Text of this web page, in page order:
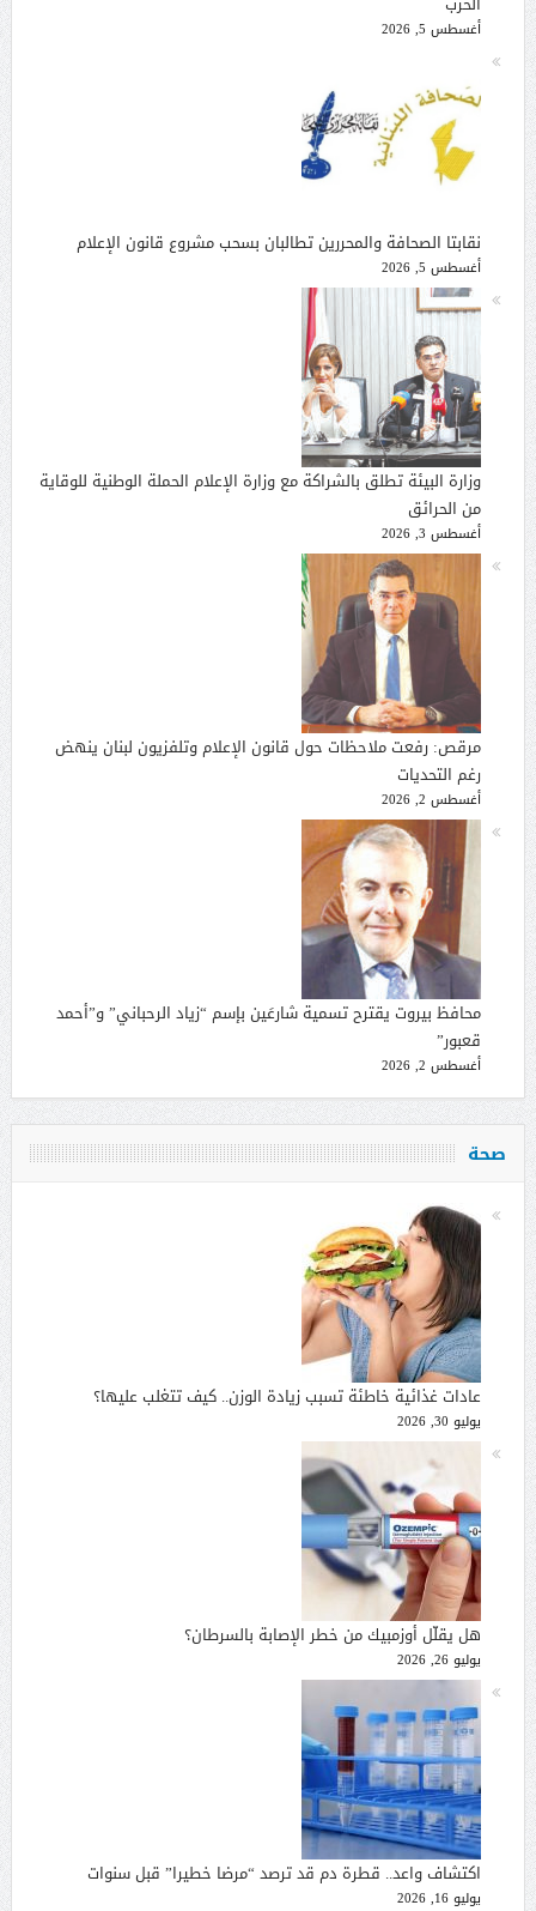
أغسطس 5, 2026
نقابتا الصحافة والمحررين تطالبان بسحب مشروع قانون الإعلام
أغسطس 5, 2026
وزارة البيئة تطلق بالشراكة مع وزارة الإعلام الحملة الوطنية للوقاية
من الحرائق
أغسطس 3, 2026
مرقص: رفعت ملاحظات حول قانون الإعلام وتلفزيون لبنان ينهض
رغم التحديات
أغسطس 2, 2026
محافظ بيروت يقترح تسمية شارعَين بإسم “زياد الرحباني” و”أحمد
قعبور”
أغسطس 2, 2026
صحة
عادات غذائية خاطئة تسبب زيادة الوزن.. كيف تتغلب عليها؟
يوليو 30, 2026
هل يقلّل أوزمبيك من خطر الإصابة بالسرطان؟
يوليو 26, 2026
اكتشاف واعد.. قطرة دم قد ترصد “مرضا خطيرا” قبل سنوات
يوليو 16, 2026